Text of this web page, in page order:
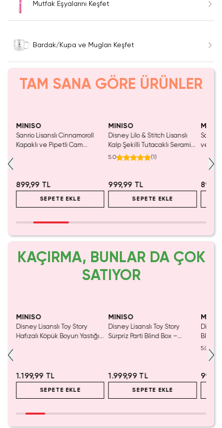
Mutfak Eşyalarını Keşfet
Bardak/Kupa ve Mugları Keşfet
TAM SANA GÖRE ÜRÜNLER
MINISO
Sanrio Lisanslı Cinnamoroll
Kapaklı ve Pipetli Cam
899,99 TL
SEPETE EKLE
MINISO
Disney Lilo & Stitch Lisanslı
Kalp Şekilli Tutacaklı Seramik
Bardak – Sağlam Seramik
5.0 (1)
999,99 TL
SEPETE EKLE
Sanrio
ve
KAÇIRMA, BUNLAR DA ÇOK
SATIYOR
MINISO
Disney Lisanslı Toy Story
Hafızalı Köpük Boyun Yastığı
1.199,99 TL
SEPETE EKLE
MINISO
Disney Lisanslı Toy Story
Sürpriz Parti Blind Box –
1.999,99 TL
SEPETE EKLE
Disney
Blind
5.0